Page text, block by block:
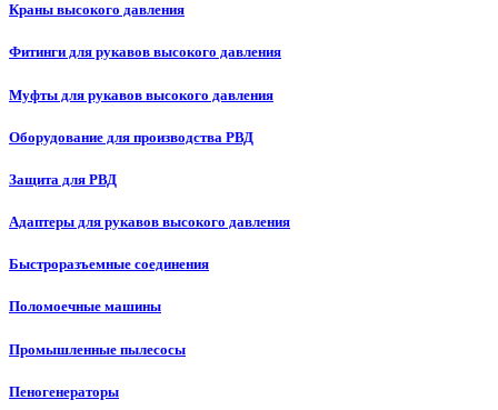
Краны высокого давления
Фитинги для рукавов высокого давления
Муфты для рукавов высокого давления
Оборудование для производства РВД
Защита для РВД
Адаптеры для рукавов высокого давления
Быстроразъемные соединения
Поломоечные машины
Промышленные пылесосы
Пеногенераторы